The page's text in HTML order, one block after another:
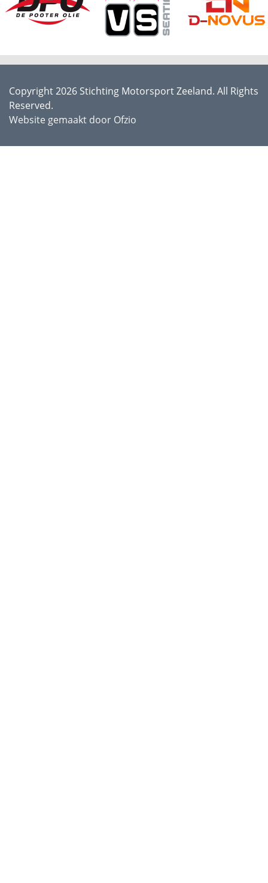
Copyright 2026 Stichting Motorsport Zeeland. All Rights
Reserved.
Website gemaakt door Ofzio